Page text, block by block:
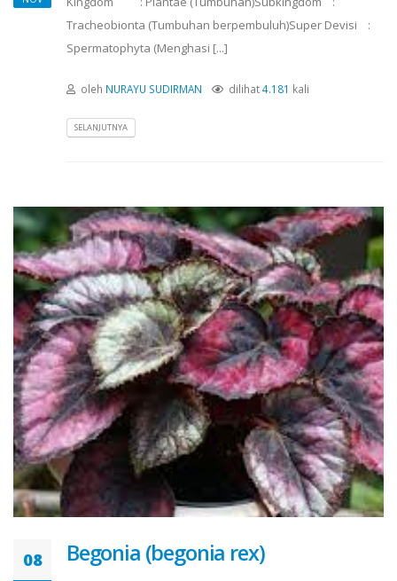
Tracheobionta (Tumbuhan berpembuluh)Super Devisi :
Spermatophyta (Menghasi [...]
oleh NURAYU SUDIRMAN dilihat4.181 kali
SELANJUTNYA
08 Begonia (begonia rex)